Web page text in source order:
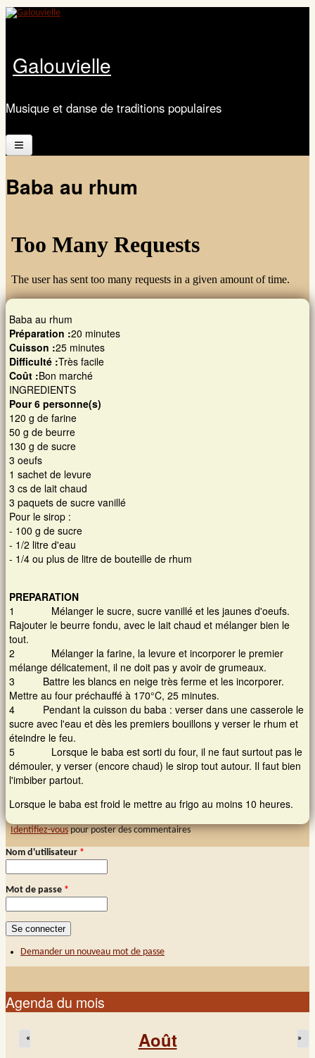
Aller au contenu principal
Galouvielle
Musique et danse de traditions populaires
Calendrier
Les ateliers
Documents
Images et musiques
Liens
Contacts
Connexion
Rechercher
Baba au rhum
Baba au rhum
Préparation :20 minutes
Cuisson :25 minutes
Difficulté :Très facile
Coût :Bon marché
INGREDIENTS
Pour 6 personne(s)
120 g de farine
50 g de beurre
130 g de sucre
3 oeufs
1 sachet de levure
3 cs de lait chaud
3 paquets de sucre vanillé
Pour le sirop :
- 100 g de sucre
- 1/2 litre d'eau
- 1/4 ou plus de litre de bouteille de rhum
PREPARATION
1 Mélanger le sucre, sucre vanillé et les jaunes d'oeufs.
Rajouter le beurre fondu, avec le lait chaud et mélanger bien le
tout.
2 Mélanger la farine, la levure et incorporer le premier
mélange délicatement, il ne doit pas y avoir de grumeaux.
3 Battre les blancs en neige très ferme et les incorporer.
Mettre au four préchauffé à 170°C, 25 minutes.
4 Pendant la cuisson du baba : verser dans une casserole le
sucre avec l'eau et dès les premiers bouillons y verser le rhum et
éteindre le feu.
5 Lorsque le baba est sorti du four, il ne faut surtout pas le
démouler, y verser (encore chaud) le sirop tout autour. Il faut bien
l'imbiber partout.
Lorsque le baba est froid le mettre au frigo au moins 10 heures.
Identifiez-vouspour poster des commentaires
Connexion membre
Nom d'utilisateur *
Mot de passe *
Demander un nouveau mot de passe
Agenda du mois
Août
« »